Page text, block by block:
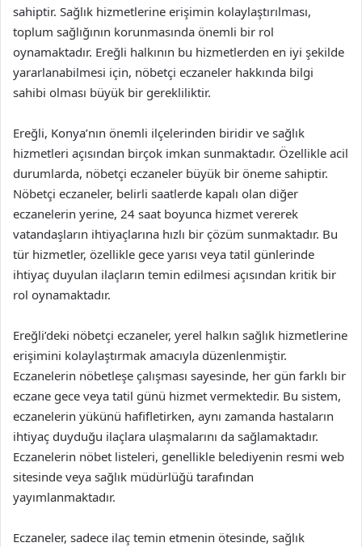
sahiptir. Sağlık hizmetlerine erişimin kolaylaştırılması,
toplum sağlığının korunmasında önemli bir rol
oynamaktadır. Ereğli halkının bu hizmetlerden en iyi şekilde
yararlanabilmesi için, nöbetçi eczaneler hakkında bilgi
sahibi olması büyük bir gerekliliktir.
Ereğli, Konya’nın önemli ilçelerinden biridir ve sağlık
hizmetleri açısından birçok imkan sunmaktadır. Özellikle acil
durumlarda, nöbetçi eczaneler büyük bir öneme sahiptir.
Nöbetçi eczaneler, belirli saatlerde kapalı olan diğer
eczanelerin yerine, 24 saat boyunca hizmet vererek
vatandaşların ihtiyaçlarına hızlı bir çözüm sunmaktadır. Bu
tür hizmetler, özellikle gece yarısı veya tatil günlerinde
ihtiyaç duyulan ilaçların temin edilmesi açısından kritik bir
rol oynamaktadır.
Ereğli’deki nöbetçi eczaneler, yerel halkın sağlık hizmetlerine
erişimini kolaylaştırmak amacıyla düzenlenmiştir.
Eczanelerin nöbetleşe çalışması sayesinde, her gün farklı bir
eczane gece veya tatil günü hizmet vermektedir. Bu sistem,
eczanelerin yükünü hafifletirken, aynı zamanda hastaların
ihtiyaç duyduğu ilaçlara ulaşmalarını da sağlamaktadır.
Eczanelerin nöbet listeleri, genellikle belediyenin resmi web
sitesinde veya sağlık müdürlüğü tarafından
yayımlanmaktadır.
Eczaneler, sadece ilaç temin etmenin ötesinde, sağlık